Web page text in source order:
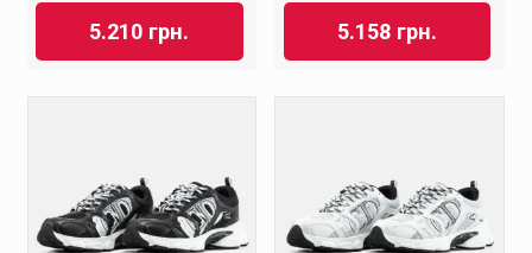
5.210 грн. 5.158 грн.